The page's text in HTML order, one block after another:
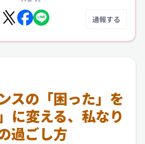
通報する
スの「困った」を
に変える、私なり
過ごし方